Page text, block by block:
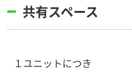
共有スペース
１ユニットにつき